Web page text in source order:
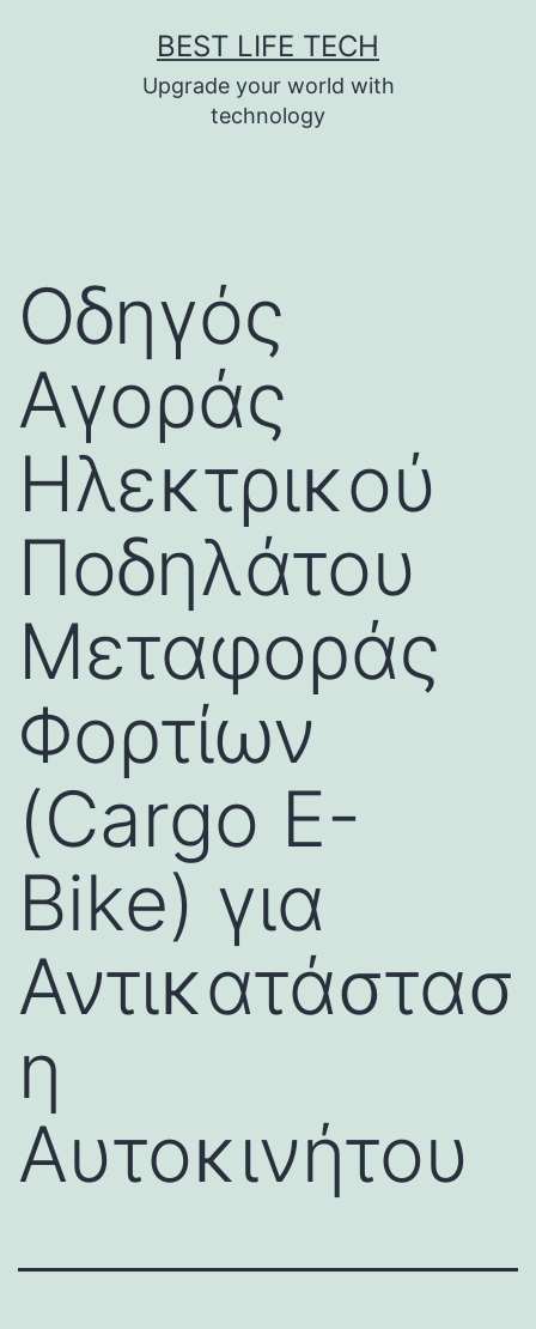
BEST LIFE TECH
Upgrade your world with
technology
Οδηγός
Αγοράς
Ηλεκτρικού
Ποδηλάτου
Μεταφοράς
Φορτίων
(Cargo E-
Bike) για
Αντικατάστασ
η
Αυτοκινήτου